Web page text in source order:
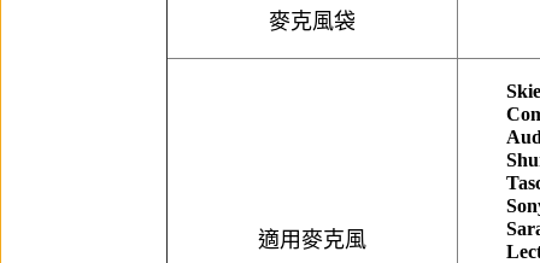
麥克風袋
適用麥克風